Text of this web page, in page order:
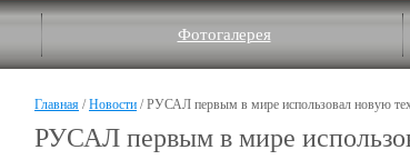
Фотогалерея
Главная /Новости / РУСАЛ первым в мире использовал новую
РУСАЛ первым в мире